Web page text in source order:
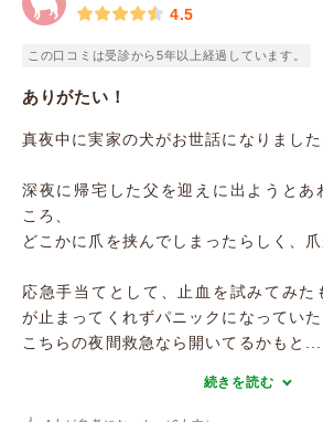
4.5
この口コミは受診から5年以上経過しています。
ありがたい！
真夜中に実家の犬がお世話になりました
深夜に帰宅した父を迎えに出ようとあ
ころ、
どこかに爪を挟んでしまったらしく、爪
応急手当てとして、止血を試みてみた
が止まってくれずパニックになっていた
こちらの夜間救急なら開いてるかもと...
続きを読む